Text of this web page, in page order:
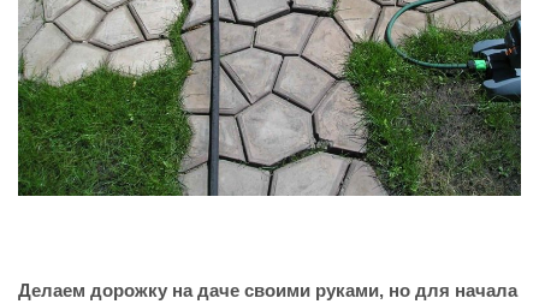
Делаем дорожку на даче своими руками, но для начала